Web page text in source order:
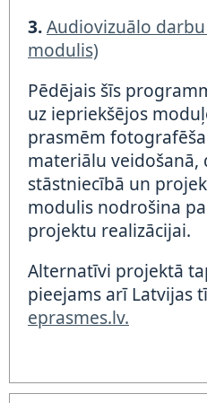
3.Audiovizuālo
modulis)
Pēdējais šīs
uz iepriekšējos
prasmēm
materiālu veidošanā,
stāstniecībā un
modulis nodrošina
projektu realizācijai.
Alternatīvi projektā
pieejams arī Latvijas
eprasmes.lv.